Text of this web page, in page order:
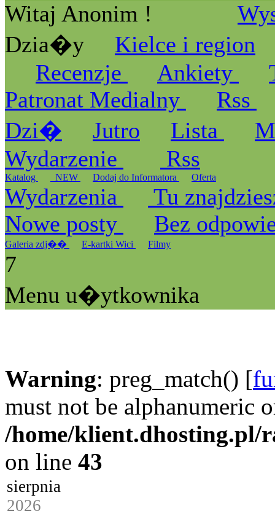
Witaj Anonim !
Dzia�y
Kielce i region
Recenzje
Ankiety
Patronat Medialny
Rss
Dzi�
Jutro Lista
Wydarzenie
Rss
Katalog _NEW Dodaj do Informatora Oferta
Wydarzenia
Tu
Nowe posty
Bez
Galeria zdj�� E-kartki Wici Filmy
7
Menu u�ytkownika
Warning: preg_match() [
must not be alphanumeric
/home/klient.dhosting.pl/
on line 43
sierpnia
2026